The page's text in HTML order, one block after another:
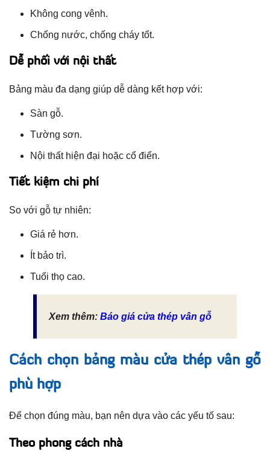
Không cong vênh.
Chống nước, chống cháy tốt.
Dễ phối với nội thất
Bảng màu đa dạng giúp dễ dàng kết hợp với:
Sàn gỗ.
Tường sơn.
Nội thất hiện đại hoặc cổ điển.
Tiết kiệm chi phí
So với gỗ tự nhiên:
Giá rẻ hơn.
Ít bảo trì.
Tuổi thọ cao.
Xem thêm: Báo giá cửa thép vân gỗ
Cách chọn bảng màu cửa thép vân gỗ
phù hợp
Để chọn đúng màu, bạn nên dựa vào các yếu tố sau:
Theo phong cách nhà